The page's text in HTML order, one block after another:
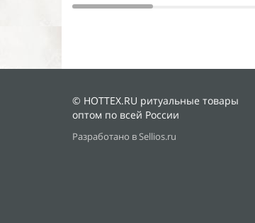
© HOTTEX.RU ритуальные товары
оптом по всей России
Разработано в Sellios.ru